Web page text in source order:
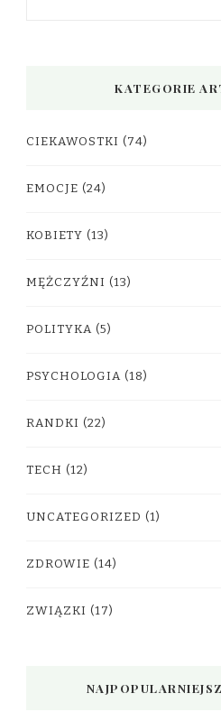
KATEGORIE
CIEKAWOSTKI (74)
EMOCJE (24)
KOBIETY (13)
MĘŻCZYŹNI (13)
POLITYKA (5)
PSYCHOLOGIA (18)
RANDKI (22)
TECH (12)
UNCATEGORIZED (1)
ZDROWIE (14)
ZWIĄZKI (17)